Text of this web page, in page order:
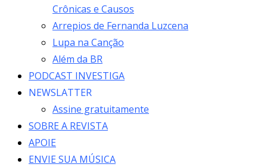
Crônicas e Causos
Arrepios de Fernanda Luzcena
Lupa na Canção
Além da BR
PODCAST INVESTIGA
NEWSLATTER
Assine gratuitamente
SOBRE A REVISTA
APOIE
ENVIE SUA MÚSICA